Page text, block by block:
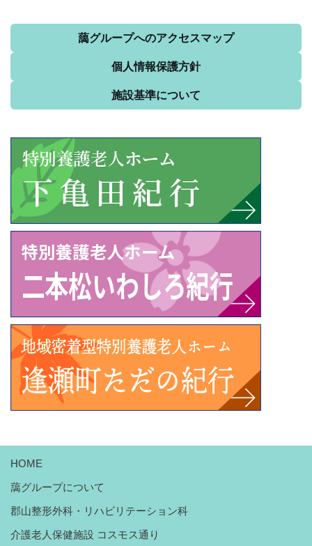
藹グループへのアクセスマップ
個人情報保護方針
施設基準について
HOME
藹グループについて
郡山整形外科・リハビリテーション科
介護老人保健施設 コスモス通り